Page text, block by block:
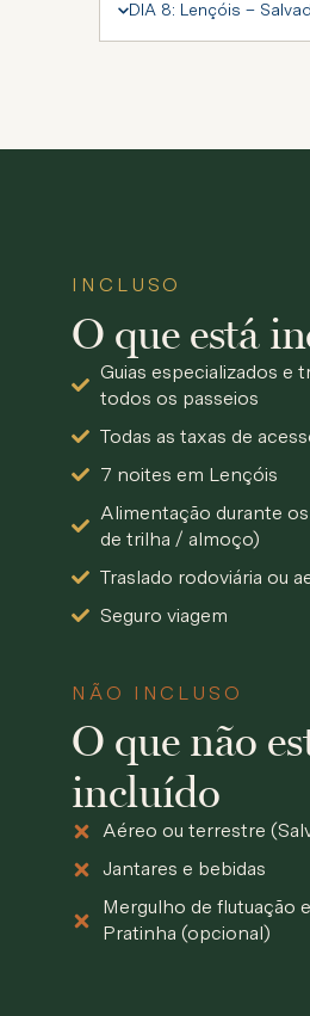
DIA 8: Lençóis –
INCLUSO
O que está
Guias especializados e
todos os passeios
Todas as taxas de
7 noites em Lençóis
Alimentação durante
de trilha / almoço)
Traslado rodoviária ou
Seguro viagem
NÃO INCLUSO
O que não
incluído
Aéreo ou terrestre
Jantares e bebidas
Mergulho de flutuação
Pratinha (opcional)